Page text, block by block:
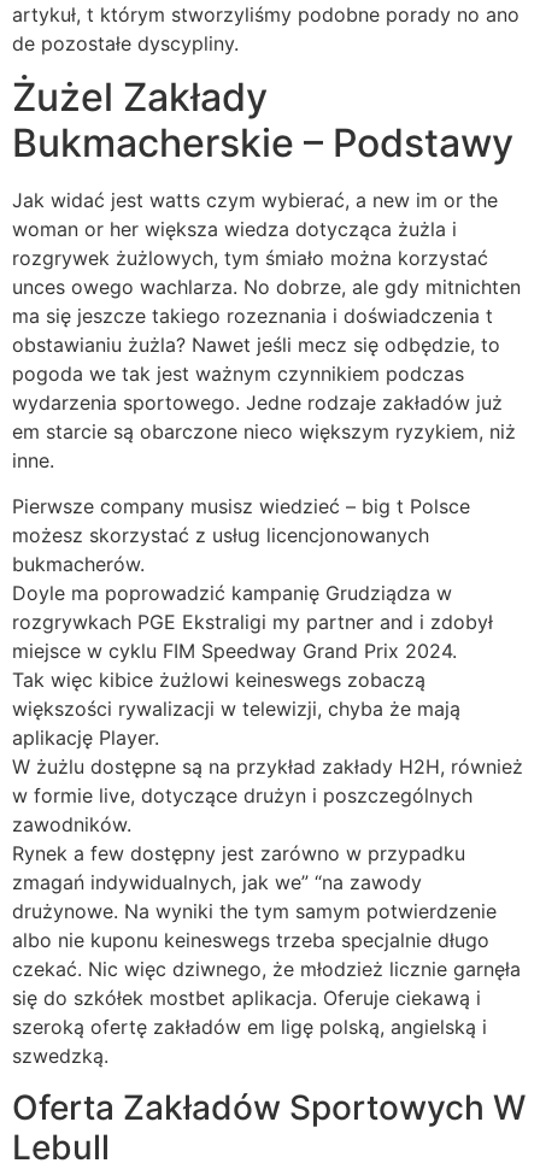
artykuł, t którym stworzyliśmy podobne porady no ano
de pozostałe dyscypliny.
Żużel Zakłady
Bukmacherskie – Podstawy
Jak widać jest watts czym wybierać, a new im or the
woman or her większa wiedza dotycząca żużla i
rozgrywek żużlowych, tym śmiało można korzystać
unces owego wachlarza. No dobrze, ale gdy mitnichten
ma się jeszcze takiego rozeznania i doświadczenia t
obstawianiu żużla? Nawet jeśli mecz się odbędzie, to
pogoda we tak jest ważnym czynnikiem podczas
wydarzenia sportowego. Jedne rodzaje zakładów już
em starcie są obarczone nieco większym ryzykiem, niż
inne.
Pierwsze company musisz wiedzieć – big t Polsce
możesz skorzystać z usług licencjonowanych
bukmacherów.
Doyle ma poprowadzić kampanię Grudziądza w
rozgrywkach PGE Ekstraligi my partner and i zdobył
miejsce w cyklu FIM Speedway Grand Prix 2024.
Tak więc kibice żużlowi keineswegs zobaczą
większości rywalizacji w telewizji, chyba że mają
aplikację Player.
W żużlu dostępne są na przykład zakłady H2H, również
w formie live, dotyczące drużyn i poszczególnych
zawodników.
Rynek a few dostępny jest zarówno w przypadku
zmagań indywidualnych, jak we” “na zawody
drużynowe. Na wyniki the tym samym potwierdzenie
albo nie kuponu keineswegs trzeba specjalnie długo
czekać. Nic więc dziwnego, że młodzież licznie garnęła
się do szkółek mostbet aplikacja. Oferuje ciekawą i
szeroką ofertę zakładów em ligę polską, angielską i
szwedzką.
Oferta Zakładów Sportowych W
Lebull